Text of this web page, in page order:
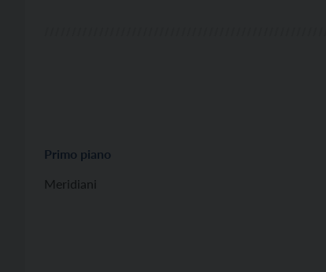
Primo piano
Meridiani